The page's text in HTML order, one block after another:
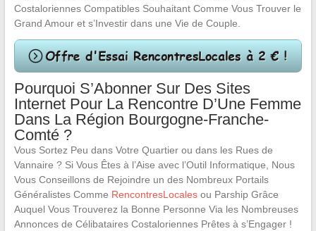
Costaloriennes Compatibles Souhaitant Comme Vous Trouver le
Grand Amour et s’Investir dans une Vie de Couple.
Pourquoi S’Abonner Sur Des Sites
Internet Pour La Rencontre D’Une Femme
Dans La Région Bourgogne-Franche-
Comté ?
Vous Sortez Peu dans Votre Quartier ou dans les Rues de
Vannaire ? Si Vous Êtes à l’Aise avec l’Outil Informatique, Nous
Vous Conseillons de Rejoindre un des Nombreux Portails
Généralistes Comme RencontresLocalesou Parship Grâce
Auquel Vous Trouverez la Bonne Personne Via les Nombreuses
Annonces de Célibataires Costaloriennes Prêtes à s’Engager !